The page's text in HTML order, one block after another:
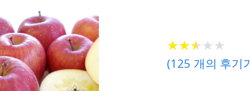
★★★ ★ ★
★★★ ★ ★
(125 개의 후기